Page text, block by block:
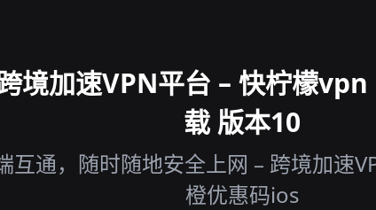
境加速VPN平台 – 快柠檬
载 版本10
互通，随时随地安全上网 – 跨境加速
橙优惠码ios